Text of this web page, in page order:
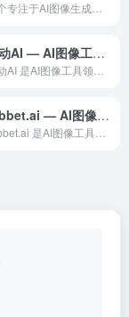
灵动AI — AI图像工具领域的专业 AI 工具
Ribbet.ai — AI图像工具领域的专业 AI 工具